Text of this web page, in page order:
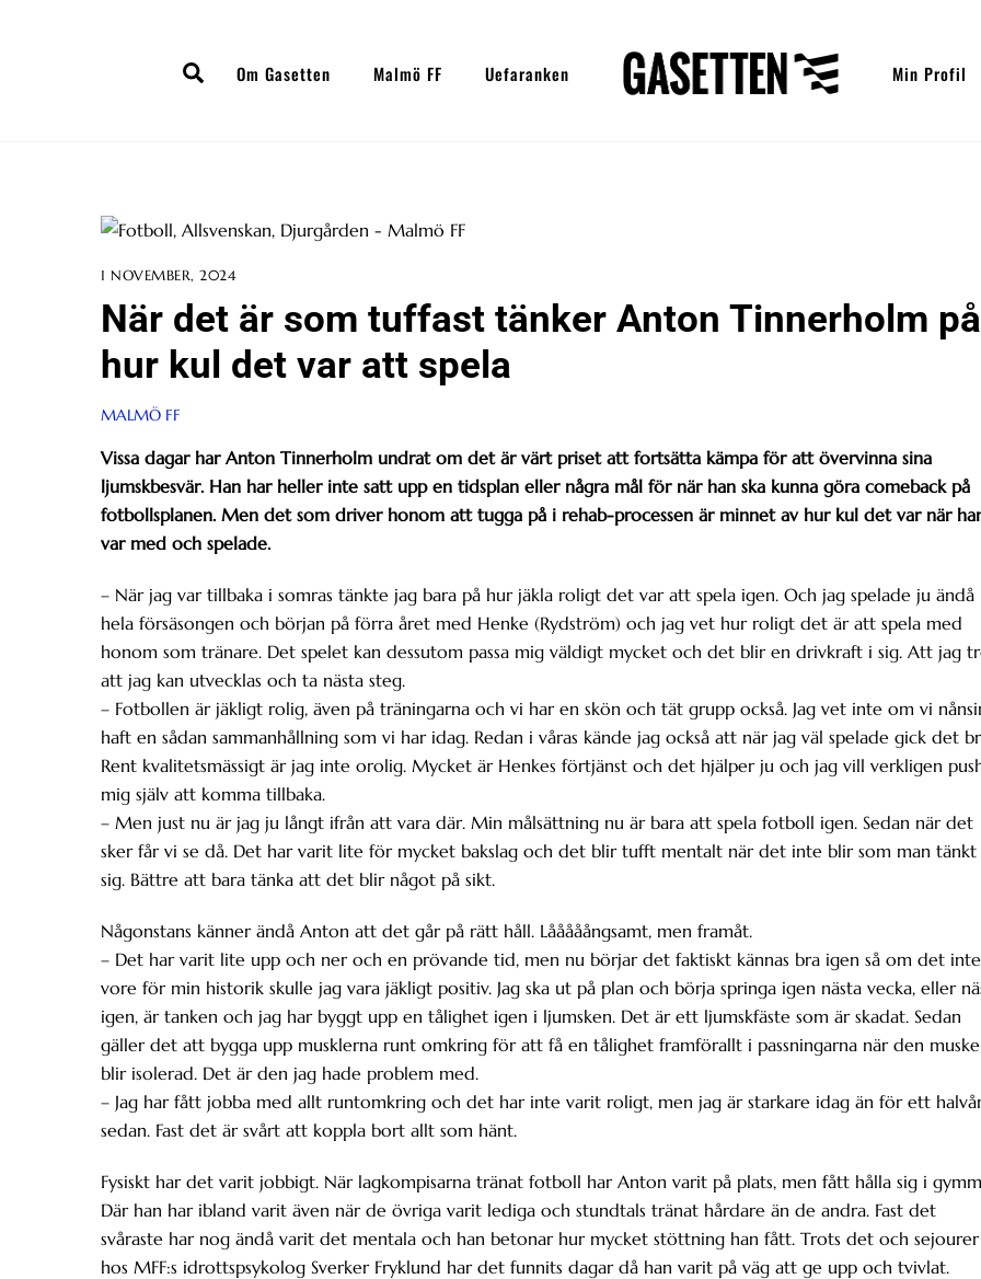
SearchOm Gasetten Malmö FF Uefaranken Min Profil
1 NOVEMBER, 2024
När det är som tuffast tänker Anton Tinnerholm på
hur kul det var att spela
MALMÖ FF
Vissa dagar har Anton Tinnerholm undrat om det är värt priset att fortsätta kämpa för att övervinna sina
ljumskbesvär. Han har heller inte satt upp en tidsplan eller några mål för när han ska kunna göra comeback på
fotbollsplanen. Men det som driver honom att tugga på i rehab-processen är minnet av hur kul det var när
var med och spelade.
– När jag var tillbaka i somras tänkte jag bara på hur jäkla roligt det var att spela igen. Och jag spelade ju ändå
hela försäsongen och början på förra året med Henke (Rydström) och jag vet hur roligt det är att spela med
honom som tränare. Det spelet kan dessutom passa mig väldigt mycket och det blir en drivkraft i sig. Att jag
att jag kan utvecklas och ta nästa steg.
– Fotbollen är jäkligt rolig, även på träningarna och vi har en skön och tät grupp också. Jag vet inte om vi
haft en sådan sammanhållning som vi har idag. Redan i våras kände jag också att när jag väl spelade gick det
Rent kvalitetsmässigt är jag inte orolig. Mycket är Henkes förtjänst och det hjälper ju och jag vill verkligen
mig själv att komma tillbaka.
– Men just nu är jag ju långt ifrån att vara där. Min målsättning nu är bara att spela fotboll igen. Sedan när det
sker får vi se då. Det har varit lite för mycket bakslag och det blir tufft mentalt när det inte blir som man tänkt
sig. Bättre att bara tänka att det blir något på sikt.
Någonstans känner ändå Anton att det går på rätt håll. Lååååångsamt, men framåt.
– Det har varit lite upp och ner och en prövande tid, men nu börjar det faktiskt kännas bra igen så om det inte
vore för min historik skulle jag vara jäkligt positiv. Jag ska ut på plan och börja springa igen nästa vecka, eller
igen, är tanken och jag har byggt upp en tålighet igen i ljumsken. Det är ett ljumskfäste som är skadat. Sedan
gäller det att bygga upp musklerna runt omkring för att få en tålighet framförallt i passningarna när den
blir isolerad. Det är den jag hade problem med.
– Jag har fått jobba med allt runtomkring och det har inte varit roligt, men jag är starkare idag än för ett
sedan. Fast det är svårt att koppla bort allt som hänt.
Fysiskt har det varit jobbigt. När lagkompisarna tränat fotboll har Anton varit på plats, men fått hålla sig i
Där han har ibland varit även när de övriga varit lediga och stundtals tränat hårdare än de andra. Fast det
svåraste har nog ändå varit det mentala och han betonar hur mycket stöttning han fått. Trots det och sejourer
hos MFF:s idrottspsykolog Sverker Fryklund har det funnits dagar då han varit på väg att ge upp och tvivlat.